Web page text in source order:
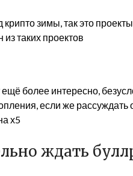
зимы, так это
таких проектов
более интересно,
если же рассуждать
х5
ждать